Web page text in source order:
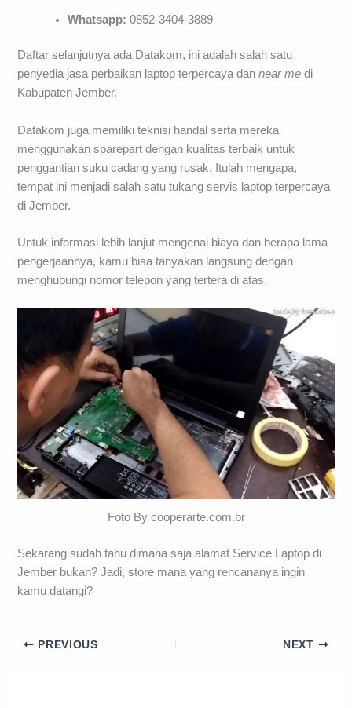
Whatsapp:0852-3404-3889
Daftar selanjutnya ada Datakom, ini adalah salah satu
penyedia jasa perbaikan laptop terpercaya dannear me di
Kabupaten Jember.
Datakom juga memiliki teknisi handal serta mereka
menggunakan sparepart dengan kualitas terbaik untuk
penggantian suku cadang yang rusak. Itulah mengapa,
tempat ini menjadi salah satu tukang servis laptop terpercaya
di Jember.
Untuk informasi lebih lanjut mengenai biaya dan berapa lama
pengerjaannya, kamu bisa tanyakan langsung dengan
menghubungi nomor telepon yang tertera di atas.
Foto By cooperarte.com.br
Sekarang sudah tahu dimana saja alamat Service Laptop di
Jember bukan? Jadi, store mana yang rencananya ingin
kamu datangi?
PREVIOUS NEXT